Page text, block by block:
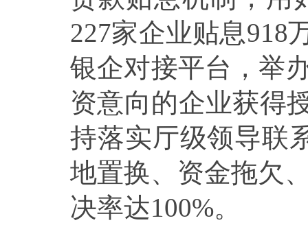
227家企业贴息918
银企对接平台，举
资意向的企业获得
持落实厅级领导联
地置换、资金拖欠
决率达100%。